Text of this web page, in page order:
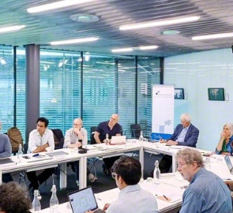
彼岸 展
教
図
基本情報
会員サポート
＜
創
墓